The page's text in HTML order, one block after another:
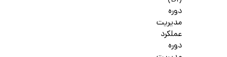
دوره
مدیریت
عملکرد
دوره